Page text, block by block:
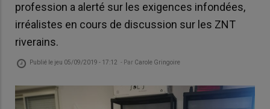
profession a alerté sur les exigences infondées,
irréalistes en cours de discussion sur les ZNT
riverains.
Publié le jeu 05/09/2019 - 17:12 - Par Carole Gringoire